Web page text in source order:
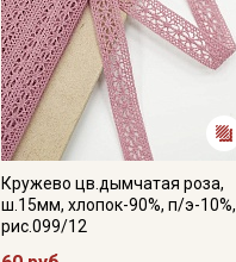
Кружево цв.дымчатая роза,
ш.15мм, хлопок-90%, п/э-10%,
рис.099/12